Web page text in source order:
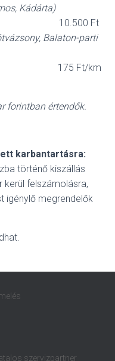
Kádárta)
10.500 Ft
Balaton-parti
ig 175 Ft/km
forintban értendők.
karbantartásra:
történő kiszállás
kerül felszámolásra,
igénylő megrendelők
szervizpartner